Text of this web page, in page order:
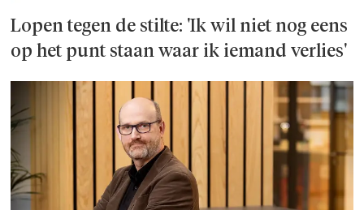
Lopen tegen de stilte: 'Ik wil niet nog eens
op het punt staan waar ik iemand verlies'